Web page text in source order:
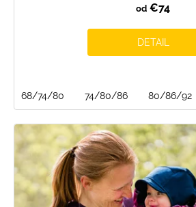
od €74
DETAIL
68/74/80 74/80/86 80/86/92